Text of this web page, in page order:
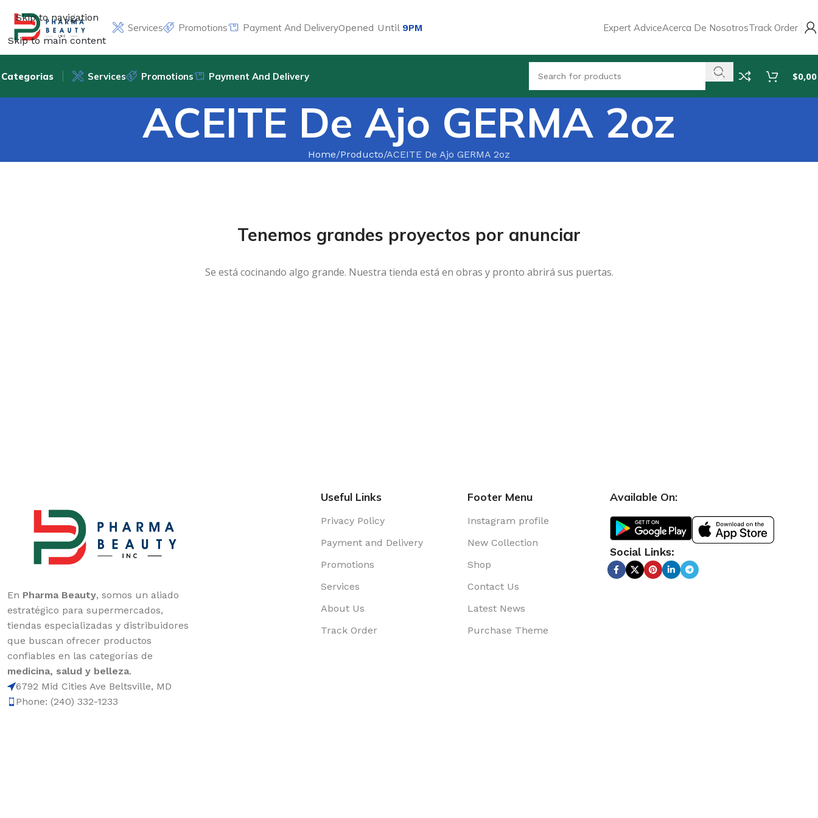
Skip to navigation
Skip to main content
Services Promotions Payment And DeliveryOpened Until 9PM Expert AdviceAcerca De NosotrosTrack Order
Categorias Services Promotions Payment And Delivery $0,00
ACEITE De Ajo GERMA 2oz
Home Producto ACEITE De Ajo GERMA 2oz
Tenemos grandes proyectos por anunciar
Se está cocinando algo grande. Nuestra tienda está en obras y pronto abrirá sus puertas.
En Pharma Beauty, somos un aliado
estratégico para supermercados,
tiendas especializadas y distribuidores
que buscan ofrecer productos
confiables en las categorías de
medicina, salud y belleza.
6792 Mid Cities Ave Beltsville, MD
Phone: (240) 332-1233
Useful Links
Privacy Policy
Payment and Delivery
Promotions
Services
About Us
Track Order
Footer Menu
Instagram profile
New Collection
Shop
Contact Us
Latest News
Purchase Theme
Available On:
Social Links: